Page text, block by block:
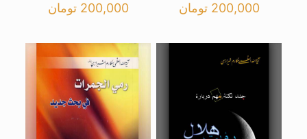
200,000 تومان 200,000 تومان